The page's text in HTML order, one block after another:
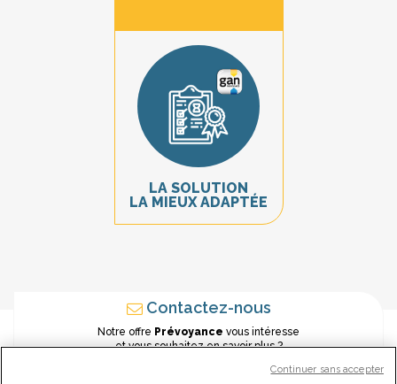
LA SOLUTION
LA MIEUX ADAPTÉE
Contactez-nous
Notre offre Prévoyance vous intéresse
et vous souhaitez en savoir plus ?
Continuer sans accepter